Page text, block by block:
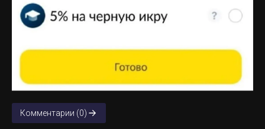
Комментарии (0)